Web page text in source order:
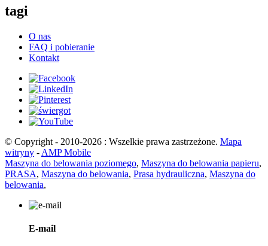
tagi
O nas
FAQ i pobieranie
Kontakt
© Copyright - 2010-2026 : Wszelkie prawa zastrzeżone. Mapa
witryny - AMP Mobile
Maszyna do belowania poziomego, Maszyna do belowania papieru,
PRASA, Maszyna do belowania, Prasa hydrauliczna, Maszyna do
belowania,
E-mail